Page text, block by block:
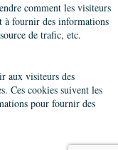
comment les visiteurs
à fournir des informations
de trafic, etc.
aux visiteurs des
Ces cookies suivent les
pour fournir des